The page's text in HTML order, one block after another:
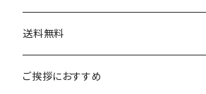
送料無料
ご挨拶におすすめ